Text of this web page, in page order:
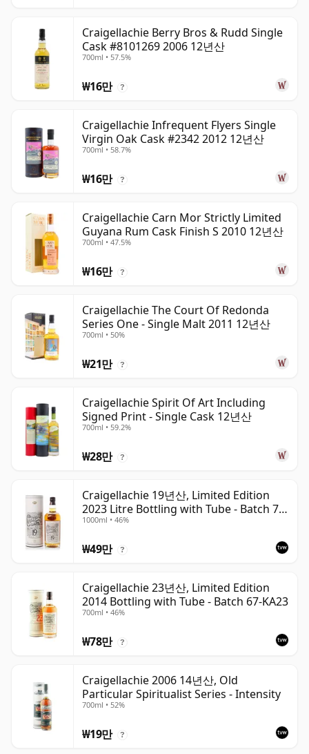
Craigellachie Berry Bros & Rudd Single
Cask #8101269 2006 12년산
700ml • 57.5%
₩16만 ?
Craigellachie Infrequent Flyers Single
Virgin Oak Cask #2342 2012 12년산
700ml • 58.7%
₩16만 ?
Craigellachie Carn Mor Strictly Limited
Guyana Rum Cask Finish S 2010 12년산
700ml • 47.5%
₩16만 ?
Craigellachie The Court Of Redonda
Series One - Single Malt 2011 12년산
700ml • 50%
₩21만 ?
Craigellachie Spirit Of Art Including
Signed Print - Single Cask 12년산
700ml • 59.2%
₩28만 ?
Craigellachie 19년산, Limited Edition
2023 Litre Bottling with Tube - Batch 78-
SC33
1000ml • 46%
₩49만 ?
Craigellachie 23년산, Limited Edition
2014 Bottling with Tube - Batch 67-KA23
700ml • 46%
₩78만 ?
Craigellachie 2006 14년산, Old
Particular Spiritualist Series - Intensity
700ml • 52%
₩19만 ?